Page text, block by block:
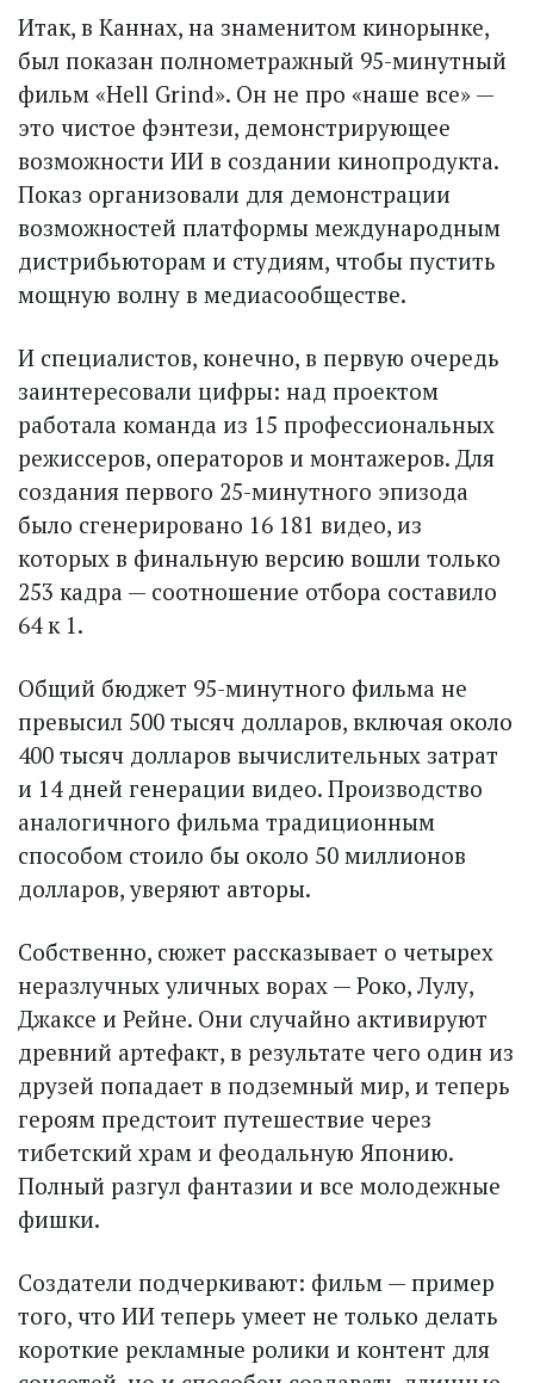
Итак, в Каннах, на знаменитом кинорынке,
был показан полнометражный 95-минутный
фильм «Hell Grind». Он не про «наше все» —
это чистое фэнтези, демонстрирующее
возможности ИИ в создании кинопродукта.
Показ организовали для демонстрации
возможностей платформы международным
дистрибьюторам и студиям, чтобы пустить
мощную волну в медиасообществе.
И специалистов, конечно, в первую очередь
заинтересовали цифры: над проектом
работала команда из 15 профессиональных
режиссеров, операторов и монтажеров. Для
создания первого 25-минутного эпизода
было сгенерировано 16 181 видео, из
которых в финальную версию вошли только
253 кадра — соотношение отбора составило
64 к 1.
Общий бюджет 95-минутного фильма не
превысил 500 тысяч долларов, включая около
400 тысяч долларов вычислительных затрат
и 14 дней генерации видео. Производство
аналогичного фильма традиционным
способом стоило бы около 50 миллионов
долларов, уверяют авторы.
Собственно, сюжет рассказывает о четырех
неразлучных уличных ворах — Роко, Лулу,
Джаксе и Рейне. Они случайно активируют
древний артефакт, в результате чего один из
друзей попадает в подземный мир, и теперь
героям предстоит путешествие через
тибетский храм и феодальную Японию.
Полный разгул фантазии и все молодежные
фишки.
Создатели подчеркивают: фильм — пример
того, что ИИ теперь умеет не только делать
короткие рекламные ролики и контент для